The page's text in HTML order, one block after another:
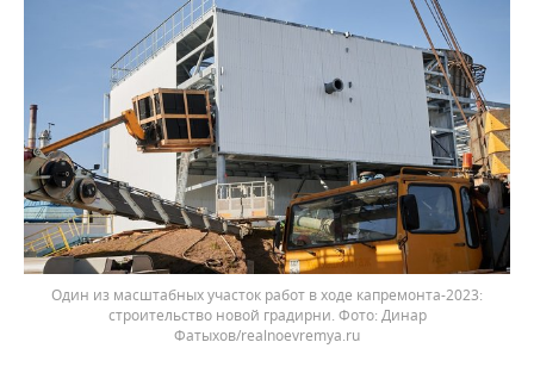
Один из масштабных участок работ в ходе капремонта-2023:
строительство новой градирни.
Динар
Фатыхов/realnoevremya.ru